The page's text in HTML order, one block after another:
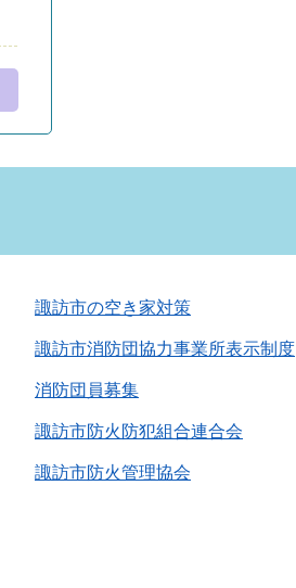
諏訪市の空き家対策
諏訪市消防団協力事業所表示制度
消防団員募集
諏訪市防火防犯組合連合会
諏訪市防火管理協会